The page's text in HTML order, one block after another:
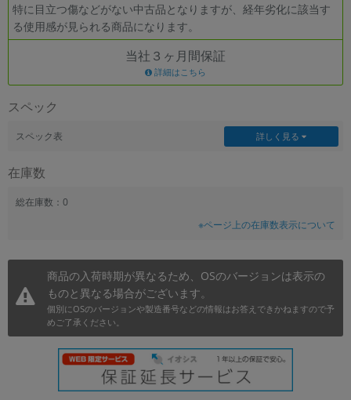
特に目立つ傷などがない中古品となりますが、経年劣化に該当す
る使用感が見られる商品になります。
当社３ヶ月間保証
詳細はこちら
スペック
スペック表 詳しく見る
在庫数
総在庫数：0
※ページ上の在庫数表示について
商品の入荷時期が異なるため、OSのバージョンは表示の
ものと異なる場合がございます。
個別にOSのバージョンや製造番号などの情報はお答えできかねますので予
めご了承ください。
CPUの絞り込み
OS
メモリ
円 ～ 円